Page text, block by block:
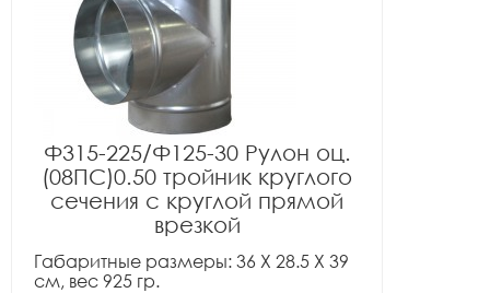
Ф315-225/Ф125-30 Рулон оц.
(08ПС)0.50 тройник круглого
сечения с круглой прямой
врезкой
Габаритные размеры: 36 X 28.5 X 39
см, вес 925 гр.